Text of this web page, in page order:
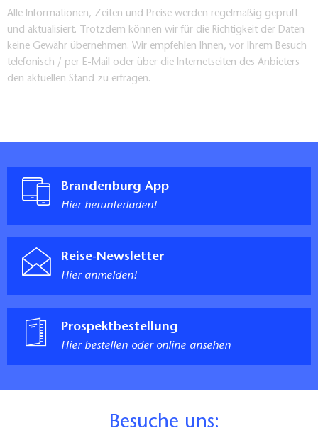
Alle Informationen, Zeiten und Preise werden regelmäßig geprüft
und aktualisiert. Trotzdem können wir für die Richtigkeit der Daten
keine Gewähr übernehmen. Wir empfehlen Ihnen, vor Ihrem Besuch
telefonisch / per E-Mail oder über die Internetseiten des Anbieters
den aktuellen Stand zu erfragen.
Brandenburg App
Hier herunterladen!
Reise-Newsletter
Hier anmelden!
Prospektbestellung
Hier bestellen oder online ansehen
Besuche uns: